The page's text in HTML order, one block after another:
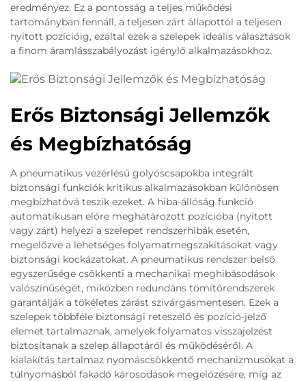
eredményez. Ez a pontosság a teljes működési
tartományban fennáll, a teljesen zárt állapottól a teljesen
nyitott pozícióig, ezáltal ezek a szelepek ideális választások
a finom áramlásszabályozást igénylő alkalmazásokhoz.
Erős Biztonsági Jellemzők
és Megbízhatóság
A pneumatikus vezérlésű golyóscsapokba integrált
biztonsági funkciók kritikus alkalmazásokban különösen
megbízhatóvá teszik ezeket. A hiba-állóság funkció
automatikusan előre meghatározott pozícióba (nyitott
vagy zárt) helyezi a szelepet rendszerhibák esetén,
megelőzve a lehetséges folyamatmegszakításokat vagy
biztonsági kockázatokat. A pneumatikus rendszer belső
egyszerűsége csökkenti a mechanikai meghibásodások
valószínűségét, miközben redundáns tömítőrendszerek
garantálják a tökéletes zárást szivárgásmentesen. Ezek a
szelepek többféle biztonsági reteszelő és pozíció-jelző
elemet tartalmaznak, amelyek folyamatos visszajelzést
biztosítanak a szelep állapotáról és működéséről. A
kialakítás tartalmaz nyomáscsökkentő mechanizmusokat a
túlnyomásból fakadó károsodások megelőzésére, míg az